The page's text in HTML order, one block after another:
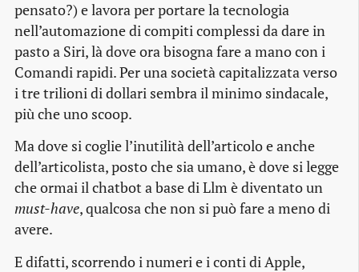
pensato?) e lavora per portare la tecnologia
nell’automazione di compiti complessi da dare in
pasto a Siri, là dove ora bisogna fare a mano con i
Comandi rapidi. Per una società capitalizzata verso
i tre trilioni di dollari sembra il minimo sindacale,
più che uno scoop.
Ma dove si coglie l’inutilità dell’articolo e anche
dell’articolista, posto che sia umano, è dove si legge
che ormai il chatbot a base di Llm è diventato un
must-have, qualcosa che non si può fare a meno di
avere.
E difatti, scorrendo i numeri e i conti di Apple,